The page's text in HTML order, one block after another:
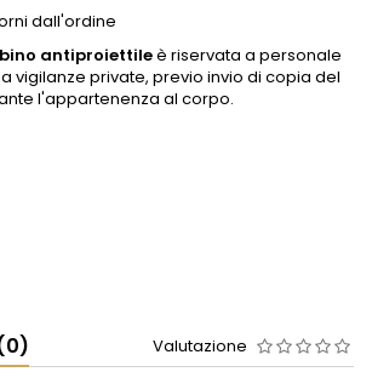
dall'ordine
antiproiettileè riservata a personale
vigilanze private, previo invio di copia del
l'appartenenza al corpo.
Valutazione